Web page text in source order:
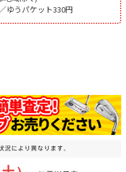
ゆうパケット330円